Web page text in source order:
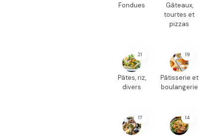
Fondues
Gâteaux,
tourtes et
pizzas
21
Pâtes, riz,
divers
19
Pâtisserie et
boulangerie
17 14